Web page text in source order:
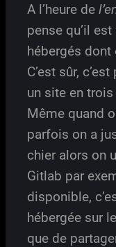
A l’heure de
pense qu’il
hébergés
C’est sûr,
un site en
Même quand
parfois on a
chier alors on
Gitlab par
disponible,
hébergée sur
que de